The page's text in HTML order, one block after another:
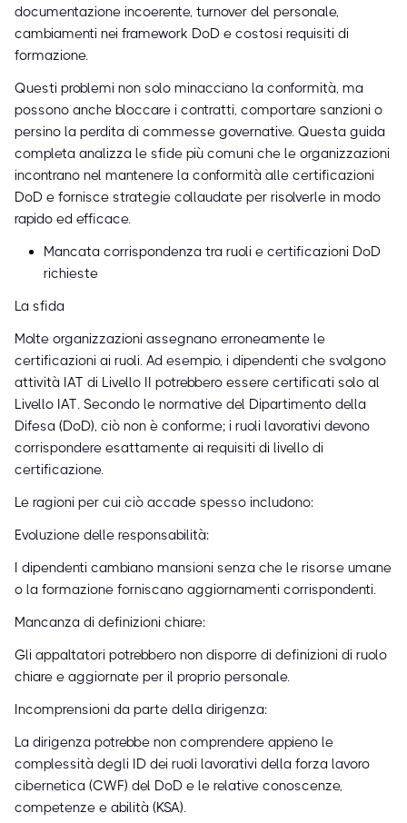
documentazione incoerente, turnover del personale,
cambiamenti nei framework DoD e costosi requisiti di
formazione.
Questi problemi non solo minacciano la conformità, ma
possono anche bloccare i contratti, comportare sanzioni o
persino la perdita di commesse governative. Questa guida
completa analizza le sfide più comuni che le organizzazioni
incontrano nel mantenere la conformità alle certificazioni
DoD e fornisce strategie collaudate per risolverle in modo
rapido ed efficace.
Mancata corrispondenza tra ruoli e certificazioni DoD
richieste
La sfida
Molte organizzazioni assegnano erroneamente le
certificazioni ai ruoli. Ad esempio, i dipendenti che svolgono
attività IAT di Livello II potrebbero essere certificati solo al
Livello IAT. Secondo le normative del Dipartimento della
Difesa (DoD), ciò non è conforme; i ruoli lavorativi devono
corrispondere esattamente ai requisiti di livello di
certificazione.
Le ragioni per cui ciò accade spesso includono:
Evoluzione delle responsabilità:
I dipendenti cambiano mansioni senza che le risorse umane
o la formazione forniscano aggiornamenti corrispondenti.
Mancanza di definizioni chiare:
Gli appaltatori potrebbero non disporre di definizioni di ruolo
chiare e aggiornate per il proprio personale.
Incomprensioni da parte della dirigenza:
La dirigenza potrebbe non comprendere appieno le
complessità degli ID dei ruoli lavorativi della forza lavoro
cibernetica (CWF) del DoD e le relative conoscenze,
competenze e abilità (KSA).